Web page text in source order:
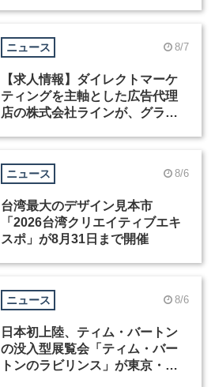
ニュース 8/7
【求人情報】ダイレクトマーケ
ティングを主軸とした広告代理
店の株式会社ラインが、グラフ
ニュース 8/6
台湾最大のデザイン見本市
「2026台湾クリエイティブエキ
スポ」が8月31日まで開催
ニュース 8/6
日本初上陸、ティム・バートン
の没入型展覧会「ティム・バー
トンのラビリンス」が東京・豊